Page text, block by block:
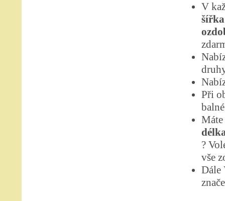
V
Při
?
vše
Dále